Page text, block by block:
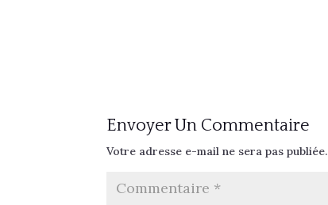
Envoyer Un Commentaire
Votre adresse e-mail ne sera pas publiée.